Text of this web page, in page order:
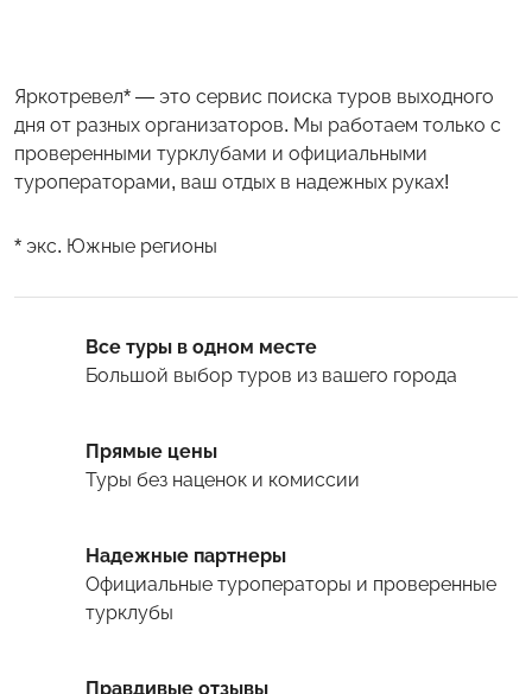
Яркотревел* — это сервис поиска туров выходного
дня от разных организаторов. Мы работаем только с
проверенными турклубами и официальными
туроператорами, ваш отдых в надежных руках!
* экс. Южные регионы
Все туры в одном месте
Большой выбор туров из вашего города
Прямые цены
Туры без наценок и комиссии
Надежные партнеры
Официальные туроператоры и проверенные
турклубы
Правдивые отзывы